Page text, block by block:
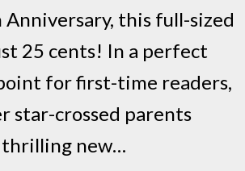
Anniversary, this full-sized
25 cents! In a perfect
for first-time readers,
star-crossed parents
thrilling new…